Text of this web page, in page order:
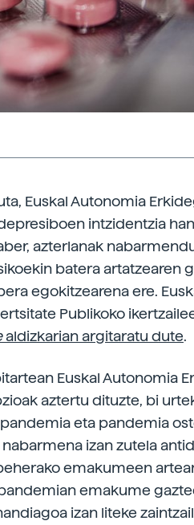
Euskal Autonomia
intzidentzia
azterlanak
batera artatzearen
egokitzearena ere.
Publikoko
aldizkarian argitaratu dute.
Euskal Autonomia
aztertu dituzte, bi
eta pandemia
izan zutela
emakumeen
emakume
izan liteke